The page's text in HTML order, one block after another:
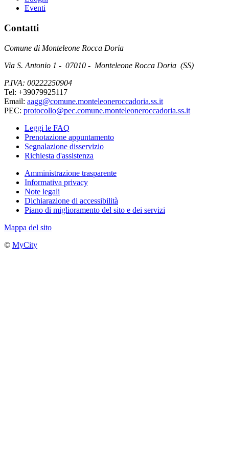
Eventi
Contatti
Comune di Monteleone Rocca Doria
Via S. Antonio 1 - 07010 - Monteleone Rocca Doria (SS)
P.IVA: 00222250904
Tel: +39079925117
Email: aagg@comune.monteleoneroccadoria.ss.it
PEC: protocollo@pec.comune.monteleoneroccadoria.ss.it
Leggi le FAQ
Prenotazione appuntamento
Segnalazione disservizio
Richiesta d'assistenza
Amministrazione trasparente
Informativa privacy
Note legali
Dichiarazione di accessibilità
Piano di miglioramento del sito e dei servizi
Mappa del sito
© MyCity